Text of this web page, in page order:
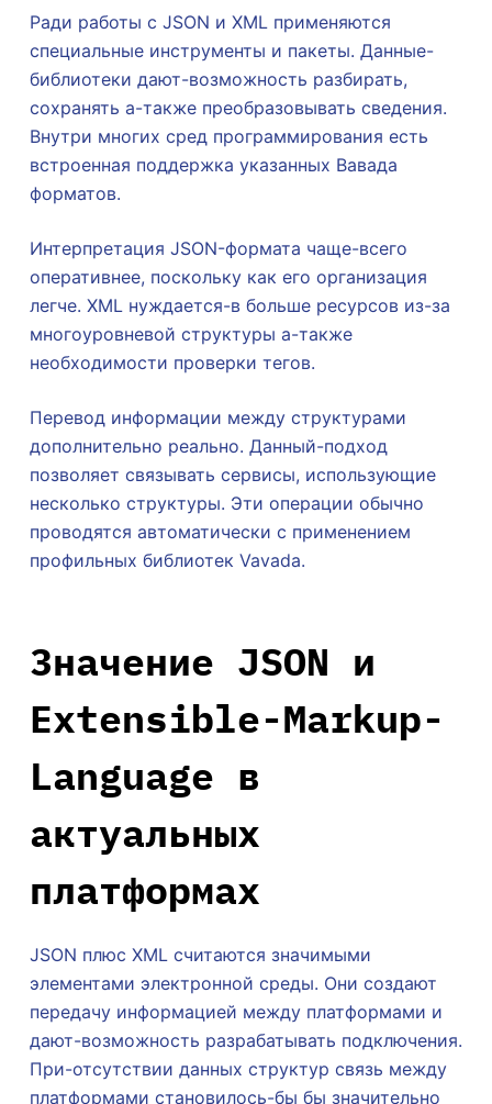
Ради работы с JSON и XML применяются
специальные инструменты и пакеты. Данные-
библиотеки дают-возможность разбирать,
сохранять а-также преобразовывать сведения.
Внутри многих сред программирования есть
встроенная поддержка указанных Вавада
форматов.
Интерпретация JSON-формата чаще-всего
оперативнее, поскольку как его организация
легче. XML нуждается-в больше ресурсов из-за
многоуровневой структуры а-также
необходимости проверки тегов.
Перевод информации между структурами
дополнительно реально. Данный-подход
позволяет связывать сервисы, использующие
несколько структуры. Эти операции обычно
проводятся автоматически с применением
профильных библиотек Vavada.
Значение JSON и
Extensible-Markup-
Language в
актуальных
платформах
JSON плюс XML считаются значимыми
элементами электронной среды. Они создают
передачу информацией между платформами и
дают-возможность разрабатывать подключения.
При-отсутствии данных структур связь между
платформами становилось-бы бы значительно